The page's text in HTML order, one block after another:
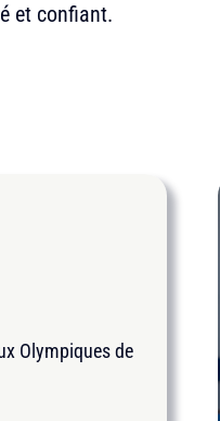
et confiant.
Olympiques de